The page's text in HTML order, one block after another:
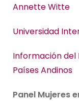
Annette Witte
Universidad
Información del
Países Andinos
Panel Mujeres